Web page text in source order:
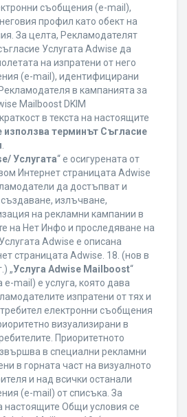
съобщения (e-mail),
профил като обект на
За целта, Рекламодателят
Услугата Adwise да
на изпратени от него
(e-mail), идентифицирани
в кампанията за
Mailboost DKIM
в текста на настоящите
използва терминът Съгласие
Услугата“ е осигурената от
Интернет страницата Adwise
да достъпват и
излъчване,
на рекламни кампании в
на Нет Инфо и проследяване на
Adwise е описана
страницата Adwise. 18. (нов в
„Услуга Adwise Mailboost“
mail) е услуга, която дава
изпратени от тях и
електронни съобщения
визуализирани в
Приоритетното
в специални рекламни
в горната част на визуалното
и над всички останали
(e-mail) от списъка. За
настоящите Общи условия се